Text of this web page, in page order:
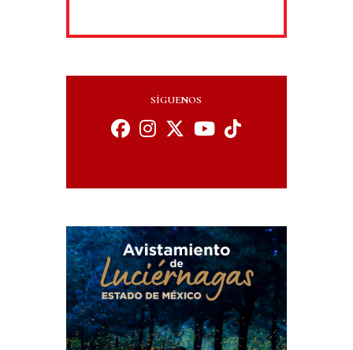
SÍGUENOS